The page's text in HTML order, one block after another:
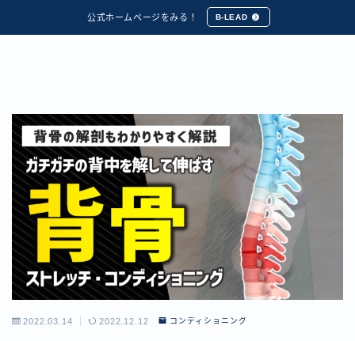
公式ホームページをみる！ B-LEAD
2022.03.14 2022.12.12 コンディショニング